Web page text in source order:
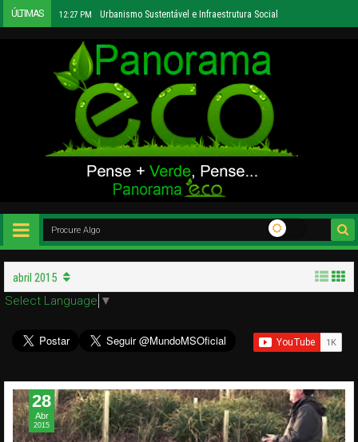
ÚLTIMAS 12:27 PM Urbanismo Sustentável e Infraestrutura Social
abril 2015
Select Language ▼
28
Abr
2015